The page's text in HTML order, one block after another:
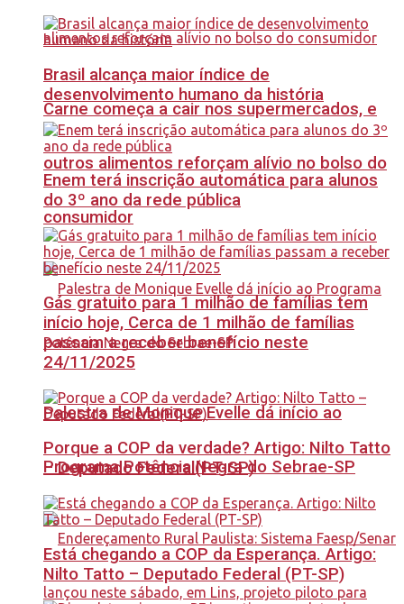
Carne começa a cair nos supermercados, e
outros alimentos reforçam alívio no bolso do
consumidor
Palestra de Monique Evelle dá início ao
Programa Potência Negra do Sebrae-SP
Brasil alcança maior índice de
desenvolvimento humano da história
Enem terá inscrição automática para alunos
do 3º ano da rede pública
Gás gratuito para 1 milhão de famílias tem
início hoje, Cerca de 1 milhão de famílias
passam a receber benefício neste
24/11/2025
Porque a COP da verdade? Artigo: Nilto Tatto
– Deputado Federal(PT-SP)
Está chegando a COP da Esperança. Artigo:
Nilto Tatto – Deputado Federal (PT-SP)